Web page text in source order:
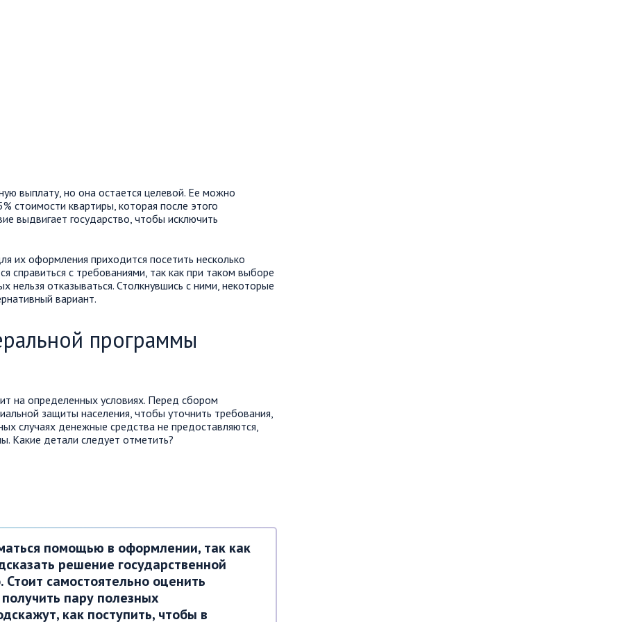
выплату, но она остается целевой. Ее можно
стоимости квартиры, которая после этого
выдвигает государство, чтобы исключить
их оформления приходится посетить несколько
справиться с требованиями, так как при таком выборе
нельзя отказываться. Столкнувшись с ними, некоторые
вариант.
программы
на определенных условиях. Перед сбором
защиты населения, чтобы уточнить требования,
случаях денежные средства не предоставляются,
Какие детали следует отметить?
помощью в оформлении, так как
решение государственной
самостоятельно оценить
пару полезных
как поступить, чтобы в